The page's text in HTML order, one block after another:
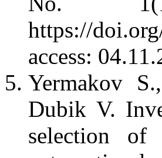
https://
access:
Yermakov
Dubik V.
selection